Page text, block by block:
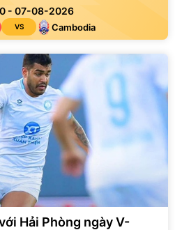
- 07-08-2026
VS Cambodia
Hải Phòng ngày V-